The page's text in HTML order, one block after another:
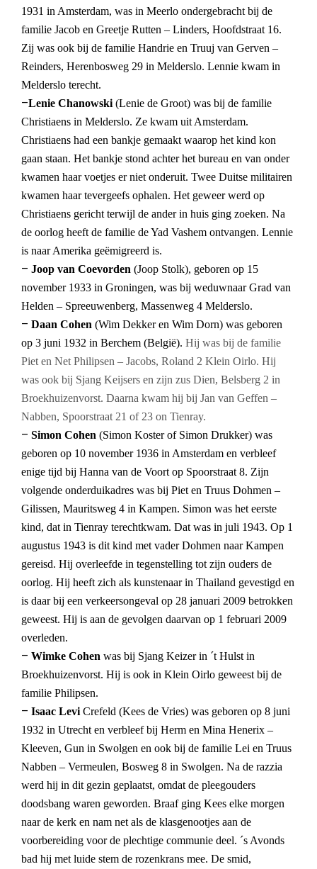
1931 in Amsterdam, was in Meerlo ondergebracht bij de
familie Jacob en Greetje Rutten – Linders, Hoofdstraat 16.
Zij was ook bij de familie Handrie en Truuj van Gerven –
Reinders, Herenbosweg 29 in Melderslo. Lennie kwam in
Melderslo terecht.
–Lenie Chanowski (Lenie de Groot) was bij de familie
Christiaens in Melderslo. Ze kwam uit Amsterdam.
Christiaens had een bankje gemaakt waarop het kind kon
gaan staan. Het bankje stond achter het bureau en van onder
kwamen haar voetjes er niet onderuit. Twee Duitse militairen
kwamen haar tevergeefs ophalen. Het geweer werd op
Christiaens gericht terwijl de ander in huis ging zoeken. Na
de oorlog heeft de familie de Yad Vashem ontvangen. Lennie
is naar Amerika geëmigreerd is.
– Joop van Coevorden (Joop Stolk), geboren op 15
november 1933 in Groningen, was bij weduwnaar Grad van
Helden – Spreeuwenberg, Massenweg 4 Melderslo.
– Daan Cohen (Wim Dekker en Wim Dorn) was geboren
op 3 juni 1932 in Berchem (België). Hij was bij de familie
Piet en Net Philipsen – Jacobs, Roland 2 Klein Oirlo. Hij
was ook bij Sjang Keijsers en zijn zus Dien, Belsberg 2 in
Broekhuizenvorst. Daarna kwam hij bij Jan van Geffen –
Nabben, Spoorstraat 21 of 23 on Tienray.
– Simon Cohen (Simon Koster of Simon Drukker) was
geboren op 10 november 1936 in Amsterdam en verbleef
enige tijd bij Hanna van de Voort op Spoorstraat 8. Zijn
volgende onderduikadres was bij Piet en Truus Dohmen –
Gilissen, Mauritsweg 4 in Kampen. Simon was het eerste
kind, dat in Tienray terechtkwam. Dat was in juli 1943. Op 1
augustus 1943 is dit kind met vader Dohmen naar Kampen
gereisd. Hij overleefde in tegenstelling tot zijn ouders de
oorlog. Hij heeft zich als kunstenaar in Thailand gevestigd en
is daar bij een verkeersongeval op 28 januari 2009 betrokken
geweest. Hij is aan de gevolgen daarvan op 1 februari 2009
overleden.
– Wimke Cohen was bij Sjang Keizer in ´t Hulst in
Broekhuizenvorst. Hij is ook in Klein Oirlo geweest bij de
familie Philipsen.
– Isaac Levi Crefeld (Kees de Vries) was geboren op 8 juni
1932 in Utrecht en verbleef bij Herm en Mina Henerix –
Kleeven, Gun in Swolgen en ook bij de familie Lei en Truus
Nabben – Vermeulen, Bosweg 8 in Swolgen. Na de razzia
werd hij in dit gezin geplaatst, omdat de pleegouders
doodsbang waren geworden. Braaf ging Kees elke morgen
naar de kerk en nam net als de klasgenootjes aan de
voorbereiding voor de plechtige communie deel. ´s Avonds
bad hij met luide stem de rozenkrans mee. De smid,